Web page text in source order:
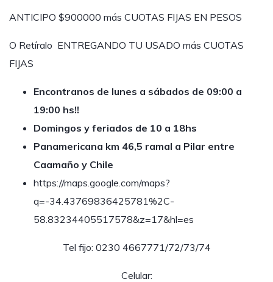
ANTICIPO $900000 más CUOTAS FIJAS EN PESOS
O Retíralo ENTREGANDO TU USADO más CUOTAS
FIJAS
Encontranos de lunes a sábados de 09:00 a
19:00 hs!!
Domingos y feriados de 10 a 18hs
Panamericana km 46,5 ramal a Pilar entre
Caamaño y Chile
https://maps.google.com/maps?
q=-34.43769836425781%2C-
58.83234405517578&z=17&hl=es
Tel fijo: 0230 4667771/72/73/74
Celular: